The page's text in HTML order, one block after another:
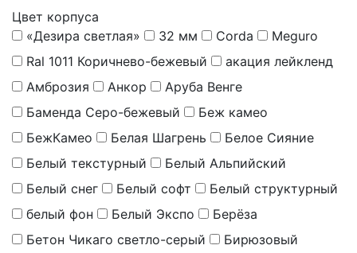
Цвет корпуса
«Дезира светлая»
32 мм Corda
Meguro
Ral 1011 Коричнево-бежевый
акация лейкленд
Амброзия
Анкор
Аруба Венге
Баменда Серо-бежевый
Беж камео
БежКамео
Белая Шагрень
Белое Сияние
Белый текстурный
Белый Альпийский
Белый снег
Белый софт
Белый структурный
белый фон
Белый Экспо
Берёза
Бетон Чикаго светло-серый
Бирюзовый